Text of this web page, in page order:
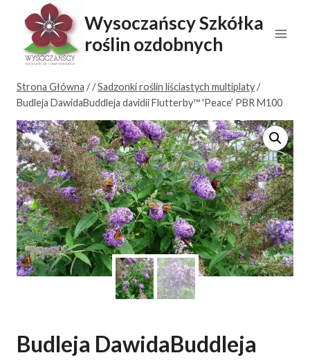
treści
Wysoczańscy Szkółka
roślin ozdobnych
Strona Główna //Sadzonki roślin liściastych multiplaty/
Budleja DawidaBuddleja davidii Flutterby™ 'Peace’ PBR M100
Budleja DawidaBuddleja